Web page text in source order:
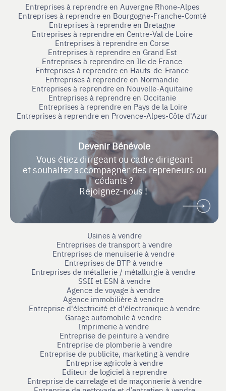
Entreprises à reprendre en Auvergne Rhone-Alpes
Entreprises à reprendre en Bourgogne-Franche-Comté
Entreprises à reprendre en Bretagne
Entreprises à reprendre en Centre-Val de Loire
Entreprises à reprendre en Corse
Entreprises à reprendre en Grand Est
Entreprises à reprendre en Ile de France
Entreprises à reprendre en Hauts-de-France
Entreprises à reprendre en Normandie
Entreprises à reprendre en Nouvelle-Aquitaine
Entreprises à reprendre en Occitanie
Entreprises à reprendre en Pays de la Loire
Entreprises à reprendre en Provence-Alpes-Côte d'Azur
Devenir Bénévole
Vous étiez dirigeant ou cadre dirigeant
et souhaitez accompagner des repreneurs ou
cédants ?
Rejoignez-nous !
Usines à vendre
Entreprises de transport à vendre
Entreprises de menuiserie à vendre
Entreprises de BTP à vendre
Entreprises de métallerie / métallurgie à vendre
SSII et ESN à vendre
Agence de voyage à vendre
Agence immobilière à vendre
Entreprise d'électricité et d'électronique à vendre
Garage automobile à vendre
Imprimerie à vendre
Entreprise de peinture à vendre
Entreprise de plomberie à vendre
Entreprise de publicite, marketing à vendre
Entreprise agricole à vendre
Editeur de logiciel à reprendre
Entreprise de carrelage et de maçonnerie à vendre